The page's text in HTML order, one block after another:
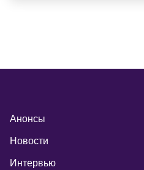
Анонсы
Новости
Интервью